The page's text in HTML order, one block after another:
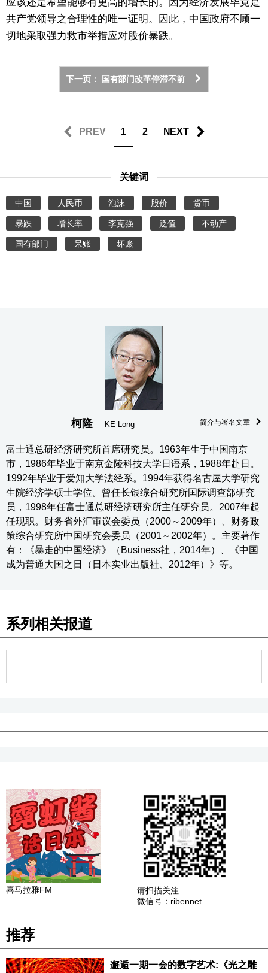
共产党领导之合理性的唯一证明。因此，中国政府不顾一
切地采取强力救市举措应对股价暴跌。
下一页： 国有部门改革停滞不前
PREV 1 2 NEXT
关键词
中国 人民币 泡沫 股价 货币
暴跌 增长率 李克强 贬值 不动产
国有部门 呆账 坏账
柯隆 KE Long 简介与署名文章
富士通总研经济研究所首席研究员。1963年生于中国南京
市，1986年毕业于南京金陵科技大学日语系，1988年赴日。
1992年毕业于爱知大学法经系。1994年获得名古屋大学研究
生院经济学硕士学位。曾任长银综合研究所国际调查部研究
员，1998年任富士通总研经济研究所主任研究员。2007年起
任现职。财务省外汇审议会委员（2000～2009年）、财务政
策综合研究所中国研究会委员（2001～2002年）。主要著作
有：《暴走的中国经济》（Business社，2014年）、《中国
成为普通大国之日（日本实业出版社、2012年）》等。
系列相关报道
喜马拉雅FM
请扫描关注
微信号：ribennet
推荐
邂逅一期一会的数字艺术:《光之雕